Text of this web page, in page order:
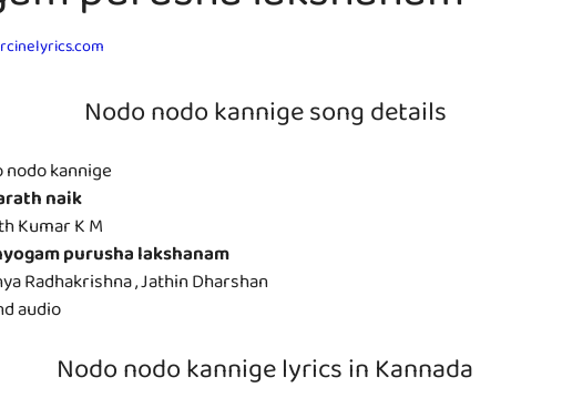
Nodo nodo kannige song details
nodo kannige
naik
Kumar K M
purusha lakshanam
Radhakrishna , Jathin Dharshan
audio
Nodo nodo kannige lyrics in Kannada